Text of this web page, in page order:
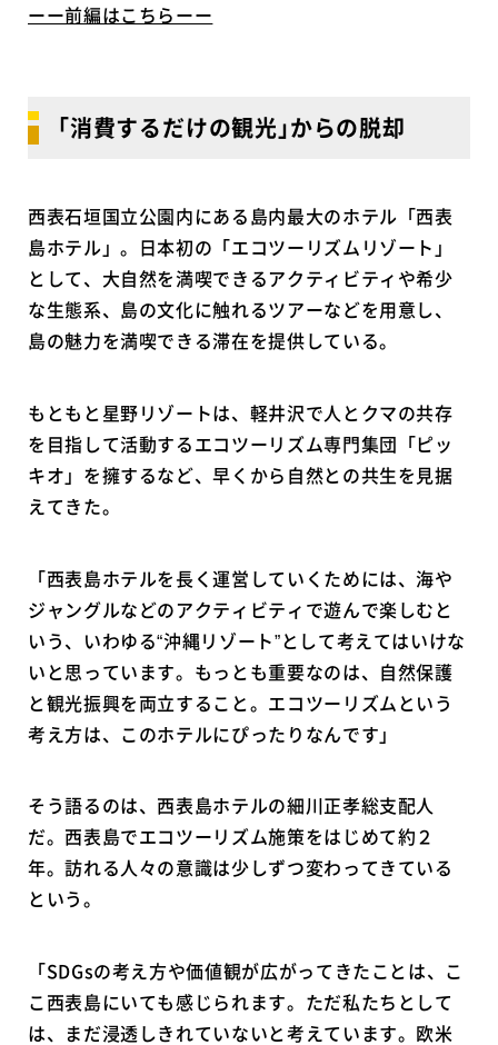
ーー前編はこちらーー
｢消費するだけの観光｣からの脱却
西表石垣国立公園内にある島内最大のホテル「西表
島ホテル」。日本初の「エコツーリズムリゾート」
として、大自然を満喫できるアクティビティや希少
な生態系、島の文化に触れるツアーなどを用意し、
島の魅力を満喫できる滞在を提供している。
もともと星野リゾートは、軽井沢で人とクマの共存
を目指して活動するエコツーリズム専門集団「ピッ
キオ」を擁するなど、早くから自然との共生を見据
えてきた。
「西表島ホテルを長く運営していくためには、海や
ジャングルなどのアクティビティで遊んで楽しむと
いう、いわゆる“沖縄リゾート”として考えてはいけな
いと思っています。もっとも重要なのは、自然保護
と観光振興を両立すること。エコツーリズムという
考え方は、このホテルにぴったりなんです」
そう語るのは、西表島ホテルの細川正孝総支配人
だ。西表島でエコツーリズム施策をはじめて約２
年。訪れる人々の意識は少しずつ変わってきている
という。
「SDGsの考え方や価値観が広がってきたことは、こ
こ西表島にいても感じられます。ただ私たちとして
は、まだ浸透しきれていないと考えています。欧米